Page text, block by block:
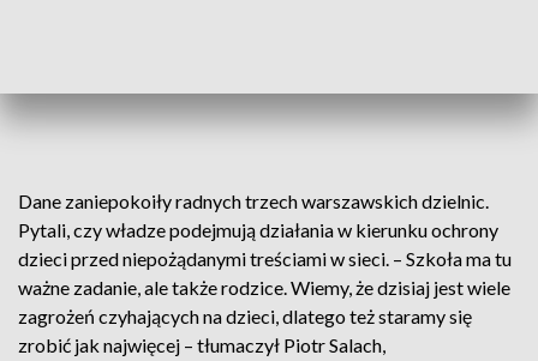
Dane zaniepokoiły radnych trzech warszawskich dzielnic.
Pytali, czy władze podejmują działania w kierunku ochrony
dzieci przed niepożądanymi treściami w sieci. – Szkoła ma tu
ważne zadanie, ale także rodzice. Wiemy, że dzisiaj jest wiele
zagrożeń czyhających na dzieci, dlatego też staramy się
zrobić jak najwięcej – tłumaczył Piotr Salach,